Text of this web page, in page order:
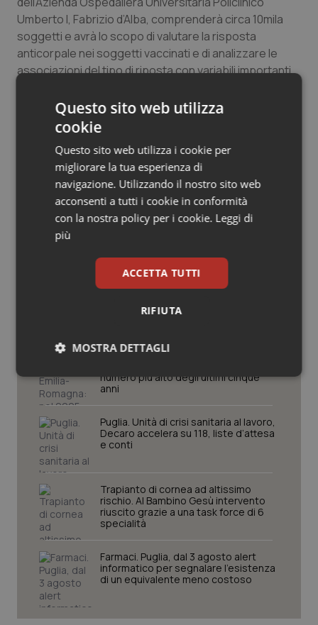
Salute orale & impianti
Sangue & coagulazione
Tumore al seno
Tumore ovarico
Tumori del Polmone & Testa Collo
Tumori gastrointestinali
Ulcera & Reflusso
Umberto I, Fabrizio d’Alba, comprenderà circa 10mila
soggetti e avrà lo scopo di valutare la risposta
anticorpale nei soggetti vaccinati e di analizzare le
associazioni del tipo di riposta con variabili importanti
condizioni socioeconomiche.
25 Marzo 2021
© Riproduzione riservata
Potrebbe interessarti in
Cresce la ricerca in Emilia-Romagna:
numero più alto degli ultimi cinque
anni
Puglia. Unità di crisi sanitaria al lavoro,
Decaro accelera su 118, liste d’attesa
e conti
Trapianto di cornea ad altissimo
rischio. Al Bambino Gesù intervento
riuscito grazie a una task force di 6
specialità
Farmaci. Puglia, dal 3 agosto alert
informatico per segnalare l’esistenza
di un equivalente meno costoso
Questo sito web utilizza
cookie
Questo sito web utilizza i cookie per
migliorare la tua esperienza di
navigazione. Utilizzando il nostro sito web
acconsenti a tutti i cookie in conformità
con la nostra policy per i cookie. Leggi di
più
ACCETTA TUTTI
RIFIUTA
MOSTRA DETTAGLI
Necessari Statistici Marketing
I cookie necessari contribuiscono a rendere fruibile il
sito web abilitandone funzionalità di base quali la
navigazione sulle pagine e l'accesso alle aree
protette del sito. Il sito web non è in grado di
Nome
Fornitore /Dominio